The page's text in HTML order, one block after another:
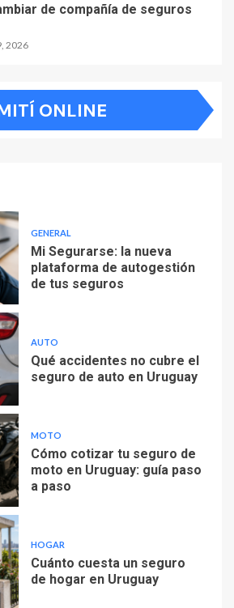
de compañía de seguros
2026
ONLINE
GENERAL
Mi Segurarse: la nueva
plataforma de autogestión
de tus seguros
AUTO
Qué accidentes no cubre el
seguro de auto en Uruguay
MOTO
Cómo cotizar tu seguro de
moto en Uruguay: guía paso
a paso
HOGAR
Cuánto cuesta un seguro
de hogar en Uruguay